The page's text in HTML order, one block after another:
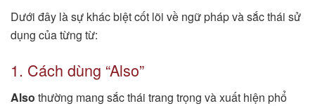
Dưới đây là sự khác biệt cốt lõi về ngữ pháp và sắc thái sử
dụng của từng từ:
1. Cách dùng “Also”
Also thường mang sắc thái trang trọng và xuất hiện phổ